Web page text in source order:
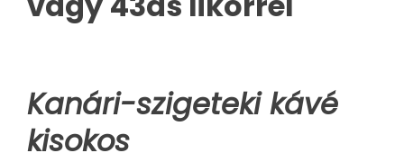
Kanári-szigeteki kávé
kisokos